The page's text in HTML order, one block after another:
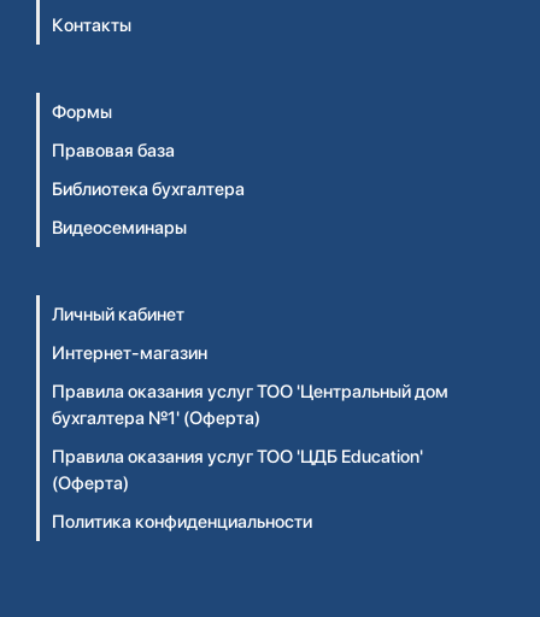
Контакты
Формы
Правовая база
Библиотека бухгалтера
Видеосеминары
Личный кабинет
Интернет-магазин
Правила оказания услуг ТОО 'Центральный дом
бухгалтера №1' (Оферта)
Правила оказания услуг ТОО 'ЦДБ Education'
(Оферта)
Политика конфиденциальности